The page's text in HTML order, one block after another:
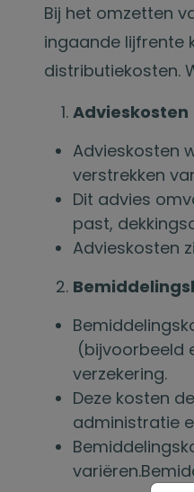
Bij het omzetten
ingaande lijfrente
distributiekosten.
Advieskosten
Advieskosten
verstrekken
Dit advies
past,
Advieskosten
(bijvoorbeeld
verzekering.
Deze kosten
administratie